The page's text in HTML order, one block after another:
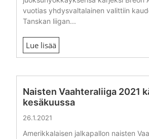
vuotias yhdysvaltalainen valittiin
Tanskan liigan...
Lue lisää
Naisten Vaahteraliiga 2021
kesäkuussa
26.1.2021
Amerikkalaisen jalkapallon naisten